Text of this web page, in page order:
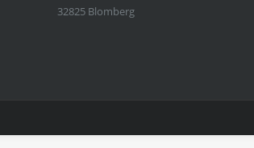
32825 Blomberg